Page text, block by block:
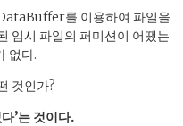
를 이용하여 파일을
임시 파일의 퍼미션이 어땠는
없다.
것인가?
’는 것이다.